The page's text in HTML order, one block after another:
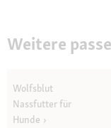
Weitere
Wolfsblut
Nassfutter für
Hunde